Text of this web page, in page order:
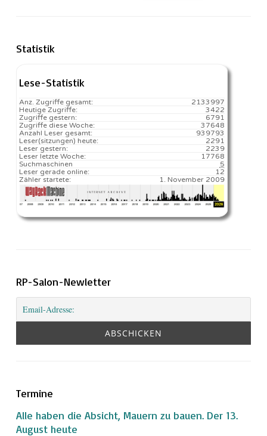
Statistik
Lese-Statistik
2133997
Anz. Zugriffe gesamt:
3422
Heutige Zugriffe:
6791
Zugriffe gestern:
37648
Zugriffe diese Woche:
939793
Anzahl Leser gesamt:
2291️
Leser(sitzungen) heute:
2239
Leser gestern:
17768️
Leser letzte Woche:
5
Suchmaschinen
12
Leser gerade online:
1. November 2009
Zähler startete:
RP-Salon-Newletter
Termine
Alle haben die Absicht, Mauern zu bauen. Der 13.
August heute